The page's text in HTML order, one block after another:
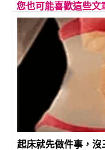
您也可能喜歡這些文
起床就先做件事，